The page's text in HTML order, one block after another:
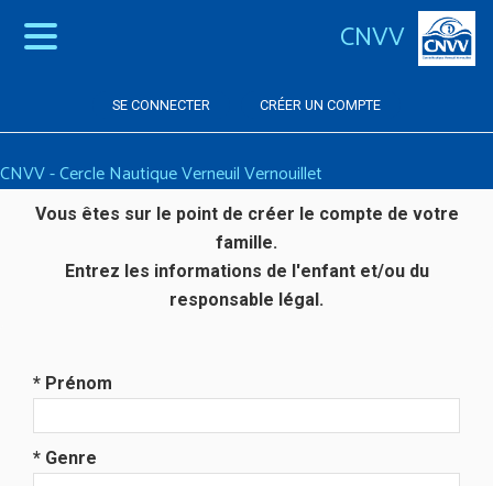
CNVV
SE CONNECTER CRÉER UN COMPTE
CNVV - Cercle Nautique Verneuil Vernouillet
Vous êtes sur le point de créer le compte de votre
famille.
Entrez les informations de l'enfant et/ou du
responsable légal.
* Prénom
* Genre